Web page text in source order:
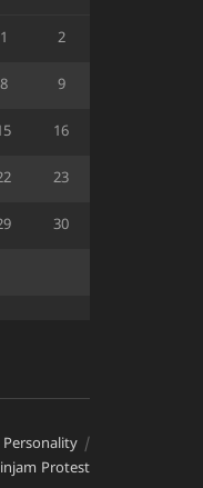
1 2
8 9
16
23
30
Personality
Protest